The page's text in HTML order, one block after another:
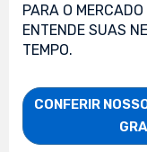
PARA O
ENTENDE SUAS
TEMPO.
CONFERIR